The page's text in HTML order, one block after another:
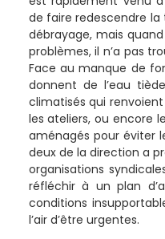
de faire redescendre la
débrayage, mais
problèmes, il n’a pas
Face au manque de
donnent de l’eau
climatisés qui
les ateliers, ou encore
aménagés pour éviter
deux de la direction a
organisations
réfléchir à un plan
conditions
l’air d’être urgentes.